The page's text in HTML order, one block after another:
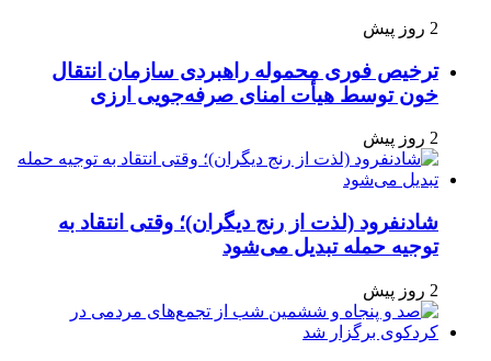
2 روز پیش
ترخیص فوری محموله راهبردی سازمان انتقال
خون توسط هیأت امنای صرفه‌جویی ارزی
2 روز پیش
شادنفرود (لذت از رنج دیگران)؛ وقتی انتقاد به
توجیه حمله تبدیل می‌شود
2 روز پیش